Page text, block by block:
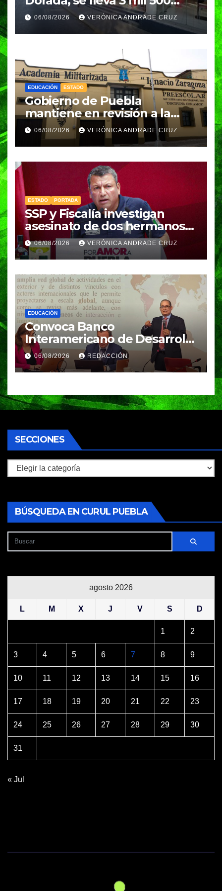
pesos
06/08/2026 VERÓNICA ANDRADE CRUZ
EDUCACIÓN ESTADO
Gobierno de Puebla
mantiene en revisión a la
Academia Militarizada para
seguir operando: Armenta
06/08/2026 VERÓNICA ANDRADE CRUZ
ESTADO PORTADA
SSP y Fiscalía investigan
asesinato de dos hermanos
en Huixcolotla; refuerzan
seguridad en la Central de
Abasto
06/08/2026 VERÓNICA ANDRADE CRUZ
EDUCACIÓN
Convoca Banco
Interamericano de Desarrollo
a investigador BUAP para
análisis internacional
06/08/2026 REDACCIÓN
SECCIONES
Secciones
BÚSQUEDA EN CURUL PUEBLA
agosto 2026
L M X J V S D
1 2
3 4 5 6 7 8 9
10 11 12 13 14 15 16
17 18 19 20 21 22 23
24 25 26 27 28 29 30
31
« Jul